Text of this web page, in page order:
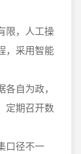
限，人工操
，采用智能
自为政，
定期召开数
口径不一